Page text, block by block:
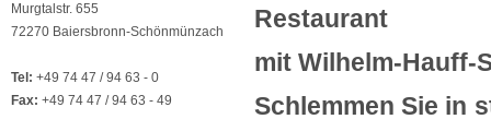
Murgtalstr. 655
72270 Baiersbronn-Schönmünzach
Tel: +49 74 47 / 94 63 - 0
Fax: +49 74 47 / 94 63 - 49
Restaurant
mit Wilhelm-Hauff-
Schlemmen Sie in